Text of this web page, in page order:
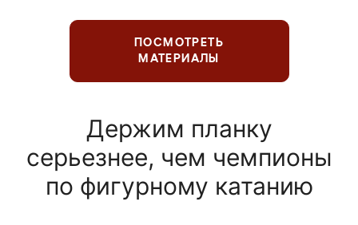
ПОСМОТРЕТЬ
МАТЕРИАЛЫ
Держим планку
серьезнее, чем чемпионы
по фигурному катанию